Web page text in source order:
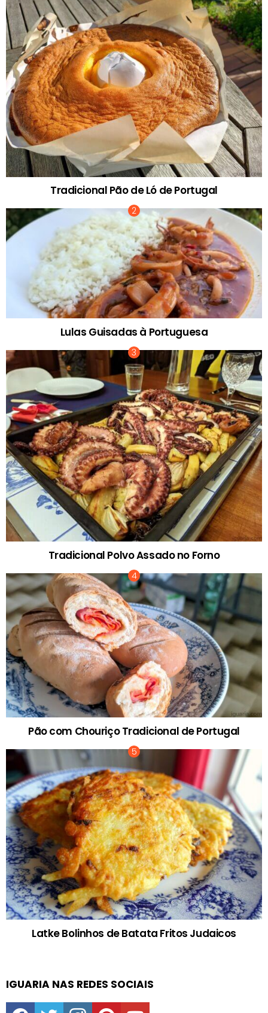
Tradicional Pão de Ló de Portugal
Lulas Guisadas à Portuguesa
Tradicional Polvo Assado no Forno
Pão com Chouriço Tradicional de Portugal
Latke Bolinhos de Batata Fritos Judaicos
IGUARIA NAS REDES SOCIAIS
facebooktwitter instagrampinterestyoutube